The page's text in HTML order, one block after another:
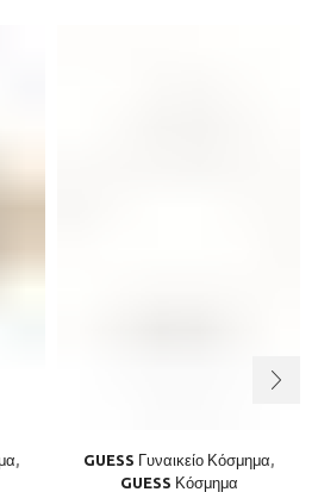
GUESS Γυναικείο Κόσμημα
GUESS Κόσμημα